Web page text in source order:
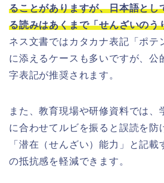
ることがありますが、日本語とし
る読みはあくまで「せんざいのう
ネス文書ではカタカナ表記「ポテ
に添えるケースも多いですが、公
字表記が推奨されます。
また、教育現場や研修資料では、
に合わせてルビを振ると誤読を防
「潜在（せんざい）能力」と記
の抵抗感を軽減できます。